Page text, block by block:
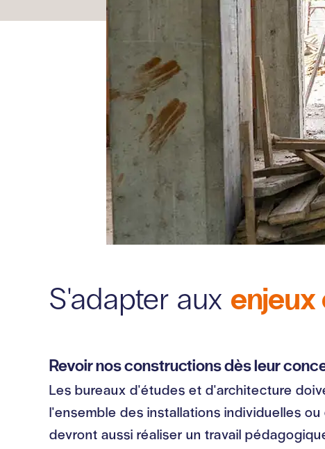
S'adapter aux
Revoir nos constructions dès leur
Les bureaux d'études et d'architecture
l'ensemble des installations individuelles
devront aussi réaliser un travail